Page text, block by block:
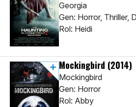
Georgia
Gen: Horror, Thriller,
Rol: Heidi
Mockingbird (2014)
Mockingbird
Gen: Horror
Rol: Abby